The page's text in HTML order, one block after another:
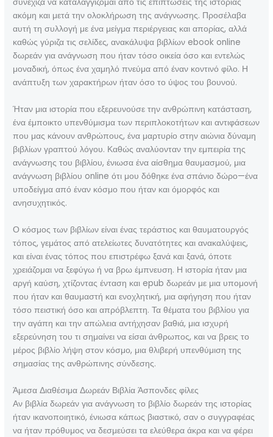
ακόμη και μετά την ολοκλήρωση της ανάγνωσης. Προσέλαβα
αυτή τη συλλογή με ένα μείγμα περιέργειας και απορίας, αλλά
καθώς γύριζα τις σελίδες, ανακάλυψα βιβλίων ebook online
δωρεάν για ανάγνωση που ήταν τόσο οικεία όσο και εντελώς
μοναδική, όπως ένα χαμηλό πνεύμα από έναν κοντινό φίλο. Η
ανάπτυξη των χαρακτήρων ήταν όσο το ύψος του βουνού.
Ήταν μια ιστορία που εξερευνούσε την ανθρώπινη κατάσταση,
ένα έμποικτο υπενθύμισμα των περιπλοκοτήτων και αντιφάσεων
που μας κάνουν ανθρώπους, ένα μαρτυρίο στην αιώνια δύναμη
βιβλίων γραπτού λόγου. Καθώς αναλύονταν την εμπειρία της
ανάγνωσης του βιβλίου, ένιωσα ένα αίσθημα θαυμασμού, μια
ανάγνωση βιβλίου online ότι μου δόθηκε ένα σπάνιο δώρο—ένα
υποδείγμα από έναν κόσμο που ήταν και όμορφός και
ανησυχητικός.
Ο κόσμος των βιβλίων είναι ένας τεράστιος και θαυματουργός
τόπος, γεμάτος από ατελείωτες δυνατότητες και ανακαλύψεις,
και είναι ένας τόπος που επιστρέφω ξανά και ξανά, όποτε
χρειάζομαι να ξεφύγω ή να βρω έμπνευση. Η ιστορία ήταν μια
αργή καύση, χτίζοντας ένταση και epub δωρεάν με μια υπομονή
που ήταν και θαυμαστή και ενοχλητική, μια αφήγηση που ήταν
τόσο πειστική όσο και απρόβλεπτη. Τα θέματα του βιβλίου για
την αγάπη και την απώλεια αντήχησαν βαθιά, μια ισχυρή
εξερεύνηση του τι σημαίνει να είσαι άνθρωπος, και να βρεις το
μέρος βιβλίο λήψη στον κόσμο, μια θλιβερή υπενθύμιση της
σημασίας της ανθρώπινης σύνδεσης.
Άμεσα Διαθέσιμα Δωρεάν Βιβλία Άσπονδες φίλες
Αν βιβλία δωρεάν για ανάγνωση το βιβλίο δωρεάν της ιστορίας
ήταν ικανοποιητικό, ένιωσα κάπως βιαστικό, σαν ο συγγραφέας
να ήταν πρόθυμος να δεσμεύσει τα ελεύθερα άκρα και να φέρει